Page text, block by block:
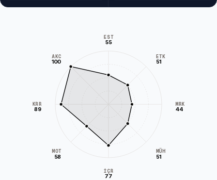
EST
55
ETK
51
MRK
44
MÜH
51
İÇR
77
MOT
58
KRR
89
AKC
100